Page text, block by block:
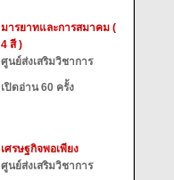
มารยาทและการสมาคม (
4 สี )
ศูนย์ส่งเสริมวิชาการ
เปิดอ่าน 60 ครั้ง
เศรษฐกิจพอเพียง
ศูนย์ส่งเสริมวิชาการ